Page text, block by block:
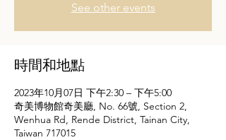
See other events
時間和地點
2023年10月07日 下午2:30 – 下午5:00
奇美博物館奇美廳, No. 66號, Section 2,
Wenhua Rd, Rende District, Tainan City,
Taiwan 717015